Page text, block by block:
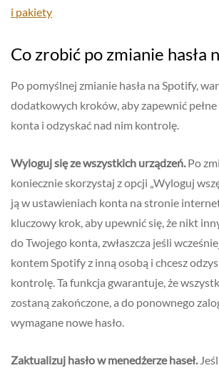
i pakiety
Co zrobić po zmianie hasła
Po pomyślnej zmianie hasła na Spotify,
dodatkowych kroków, aby zapewnić
konta i odzyskać nad nim kontrolę.
Wyloguj się ze wszystkich urządzeń.Po
koniecznie skorzystaj z opcji „Wyloguj
ją w ustawieniach konta na stronie
kluczowy krok, aby upewnić się, że nikt
do Twojego konta, zwłaszcza jeśli
kontem Spotify z inną osobą i chcesz
kontrolę. Ta funkcja gwarantuje, że
zostaną zakończone, a do ponownego
wymagane nowe hasło.
Zaktualizuj hasło w menedżerze haseł.